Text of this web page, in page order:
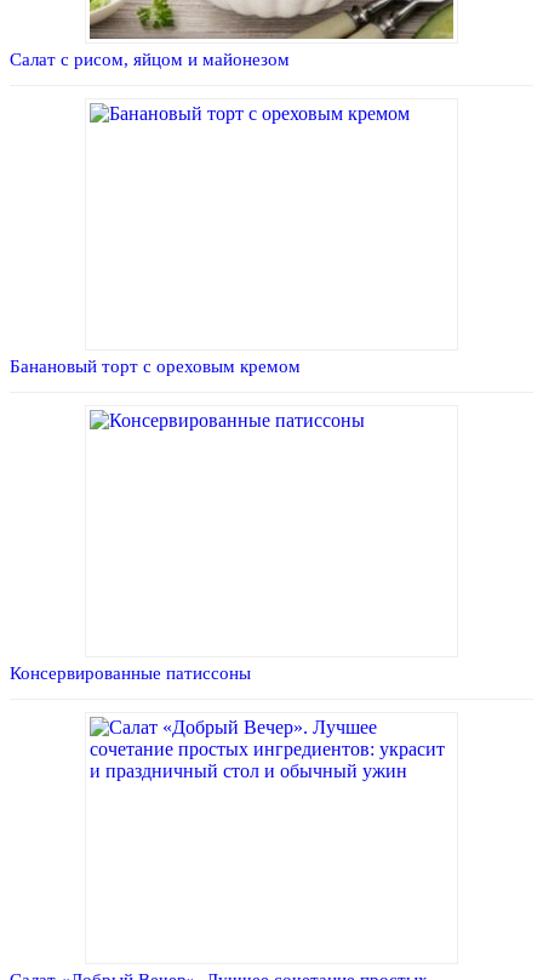
Салат с рисом, яйцом и майонезом
Банановый торт с ореховым кремом
Консервированные патиссоны